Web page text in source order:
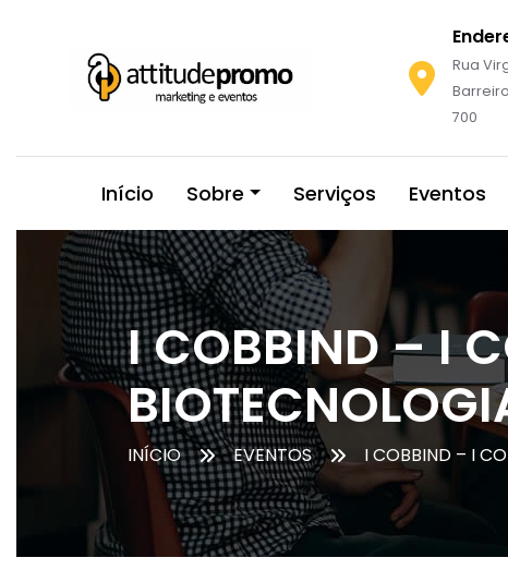
Rua
700
Início Sobre Serviços Eventos
I COBBIND – I
INÍCIO EVENTOS I COBBIND – I